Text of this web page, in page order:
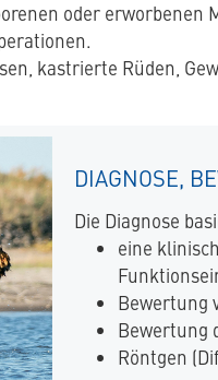
oder
kastrierte Rüden,
DIAGNOSE,
Die Diagnose
eine
Bewertung
Bewertung
Röntgen